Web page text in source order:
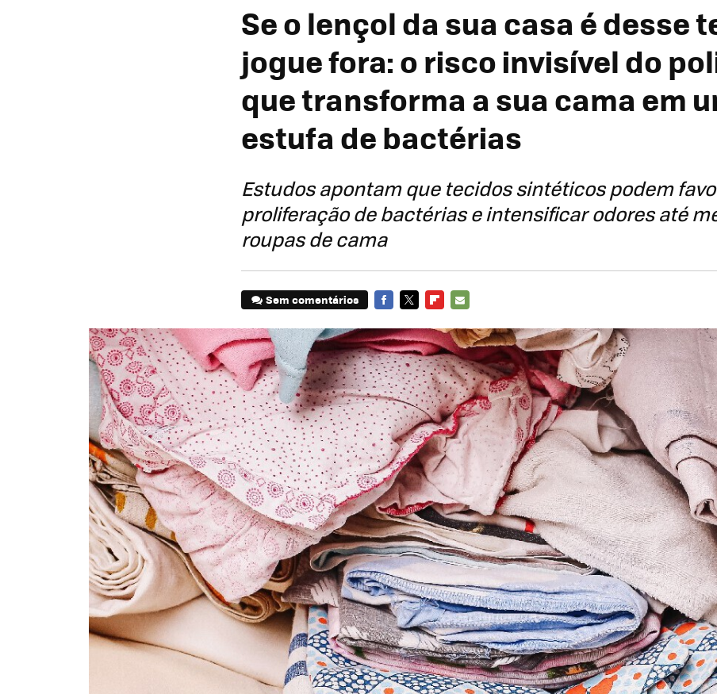
Se o lençol da sua casa é desse
jogue fora: o risco invisível do
que transforma a sua cama em
estufa de bactérias
Estudos apontam que tecidos sintéticos podem
proliferação de bactérias e intensificar odores até
roupas de cama
Sem comentários
MAIL